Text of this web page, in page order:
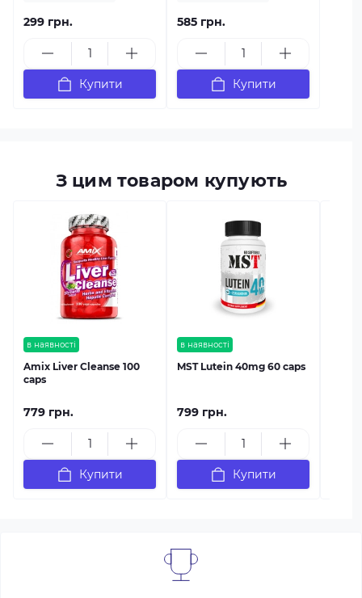
299 грн.
Купити
585 грн.
Купити
З цим товаром купують
в наявності
Amix Liver Cleanse 100
caps
779 грн.
Купити
в наявності
MST Lutein 40mg 60 caps
799 грн.
Купити